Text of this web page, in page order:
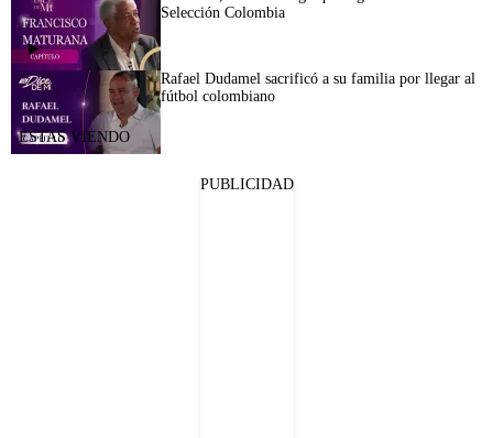
Selección Colombia
Rafael Dudamel sacrificó a su familia por llegar al
fútbol colombiano
PUBLICIDAD